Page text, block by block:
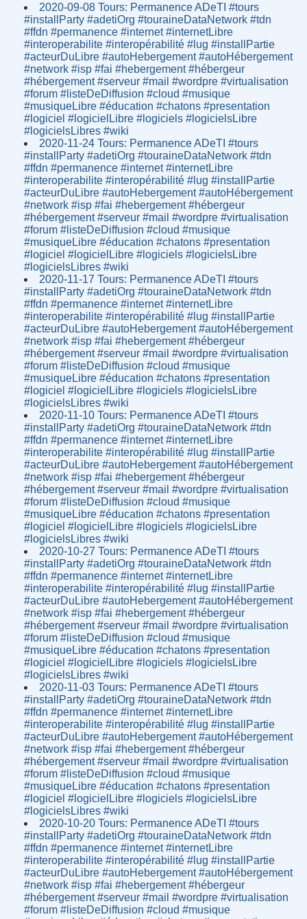
2020-09-08 Tours: Permanence ADeTI #tours
#installParty #adetiOrg #touraineDataNetwork #tdn
#ffdn #permanence #internet #internetLibre
#interoperabilite #interopérabilité #lug #installPartie
#acteurDuLibre #autoHebergement #autoHébergement
#network #isp #fai #hebergement #hébergeur
#hébergement #serveur #mail #wordpre #virtualisation
#forum #listeDeDiffusion #cloud #musique
#musiqueLibre #éducation #chatons #presentation
#logiciel #logicielLibre #logiciels #logicielsLibre
#logicielsLibres #wiki
2020-11-24 Tours: Permanence ADeTI #tours
#installParty #adetiOrg #touraineDataNetwork #tdn
#ffdn #permanence #internet #internetLibre
#interoperabilite #interopérabilité #lug #installPartie
#acteurDuLibre #autoHebergement #autoHébergement
#network #isp #fai #hebergement #hébergeur
#hébergement #serveur #mail #wordpre #virtualisation
#forum #listeDeDiffusion #cloud #musique
#musiqueLibre #éducation #chatons #presentation
#logiciel #logicielLibre #logiciels #logicielsLibre
#logicielsLibres #wiki
2020-11-17 Tours: Permanence ADeTI #tours
#installParty #adetiOrg #touraineDataNetwork #tdn
#ffdn #permanence #internet #internetLibre
#interoperabilite #interopérabilité #lug #installPartie
#acteurDuLibre #autoHebergement #autoHébergement
#network #isp #fai #hebergement #hébergeur
#hébergement #serveur #mail #wordpre #virtualisation
#forum #listeDeDiffusion #cloud #musique
#musiqueLibre #éducation #chatons #presentation
#logiciel #logicielLibre #logiciels #logicielsLibre
#logicielsLibres #wiki
2020-11-10 Tours: Permanence ADeTI #tours
#installParty #adetiOrg #touraineDataNetwork #tdn
#ffdn #permanence #internet #internetLibre
#interoperabilite #interopérabilité #lug #installPartie
#acteurDuLibre #autoHebergement #autoHébergement
#network #isp #fai #hebergement #hébergeur
#hébergement #serveur #mail #wordpre #virtualisation
#forum #listeDeDiffusion #cloud #musique
#musiqueLibre #éducation #chatons #presentation
#logiciel #logicielLibre #logiciels #logicielsLibre
#logicielsLibres #wiki
2020-10-27 Tours: Permanence ADeTI #tours
#installParty #adetiOrg #touraineDataNetwork #tdn
#ffdn #permanence #internet #internetLibre
#interoperabilite #interopérabilité #lug #installPartie
#acteurDuLibre #autoHebergement #autoHébergement
#network #isp #fai #hebergement #hébergeur
#hébergement #serveur #mail #wordpre #virtualisation
#forum #listeDeDiffusion #cloud #musique
#musiqueLibre #éducation #chatons #presentation
#logiciel #logicielLibre #logiciels #logicielsLibre
#logicielsLibres #wiki
2020-11-03 Tours: Permanence ADeTI #tours
#installParty #adetiOrg #touraineDataNetwork #tdn
#ffdn #permanence #internet #internetLibre
#interoperabilite #interopérabilité #lug #installPartie
#acteurDuLibre #autoHebergement #autoHébergement
#network #isp #fai #hebergement #hébergeur
#hébergement #serveur #mail #wordpre #virtualisation
#forum #listeDeDiffusion #cloud #musique
#musiqueLibre #éducation #chatons #presentation
#logiciel #logicielLibre #logiciels #logicielsLibre
#logicielsLibres #wiki
2020-10-20 Tours: Permanence ADeTI #tours
#installParty #adetiOrg #touraineDataNetwork #tdn
#ffdn #permanence #internet #internetLibre
#interoperabilite #interopérabilité #lug #installPartie
#acteurDuLibre #autoHebergement #autoHébergement
#network #isp #fai #hebergement #hébergeur
#hébergement #serveur #mail #wordpre #virtualisation
#forum #listeDeDiffusion #cloud #musique